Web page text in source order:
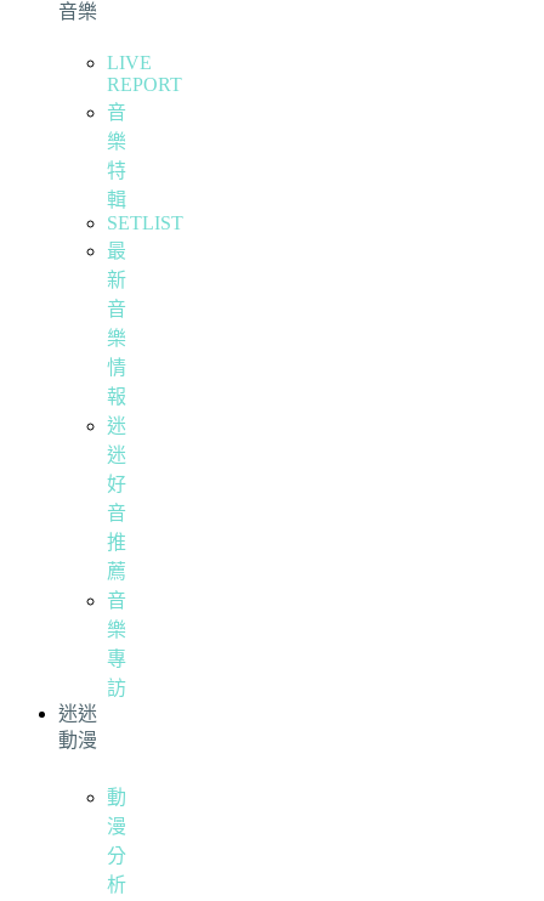
音樂
LIVE
REPORT
音
樂
特
輯
SETLIST
最
新
音
樂
情
報
迷
迷
好
音
推
薦
音
樂
專
訪
迷迷
動漫
動
漫
分
析